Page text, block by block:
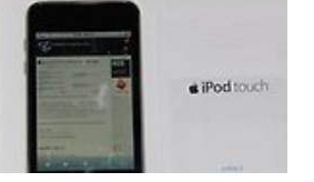
문스럽습니다. 노트북도 많이 사용하게 되